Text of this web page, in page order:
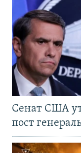
Сенат США
пост